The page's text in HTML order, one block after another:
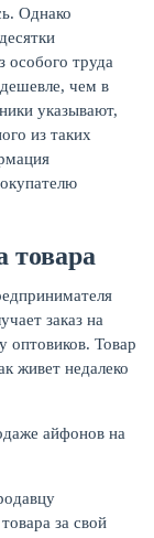
Однако
особого труда
чем в
указывают,
из таких
товара
заказ на
оптовиков. Товар
живет недалеко
за свой